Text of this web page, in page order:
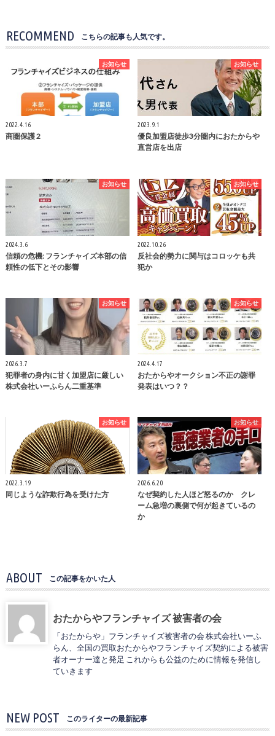
RECOMMEND こちらの記事も人気です。
お知らせ
2022.4.16
商圏保護 2
お知らせ
2023.9.1
優良加盟店徒歩3分圏内におたからや
直営店を出店
お知らせ
2024.3.6
信頼の危機: フランチャイズ本部の信
頼性の低下とその影響
お知らせ
2022.10.26
反社会的勢力に関与はコロッケも共
犯か
お知らせ
2026.3.7
犯罪者の身内に甘く加盟店に厳しい
株式会社いーふらん二重基準
お知らせ
2024.4.17
おたからやオークション不正の謝罪
発表はいつ？？
お知らせ
2022.3.19
同じような詐欺行為を受けた方
お知らせ
2026.6.20
なぜ契約した人ほど怒るのか クレ
ーム急増の裏側で何が起きているの
か
ABOUT この記事をかいた人
おたからやフランチャイズ 被害者の会
「おたからや」フランチャイズ被害者の会 株式会社いーふ
らん、全国の買取おたからやフランチャイズ契約による被害
者オーナー達と発足 これからも公益のために情報を発信し
ていきます
NEW POST このライターの最新記事